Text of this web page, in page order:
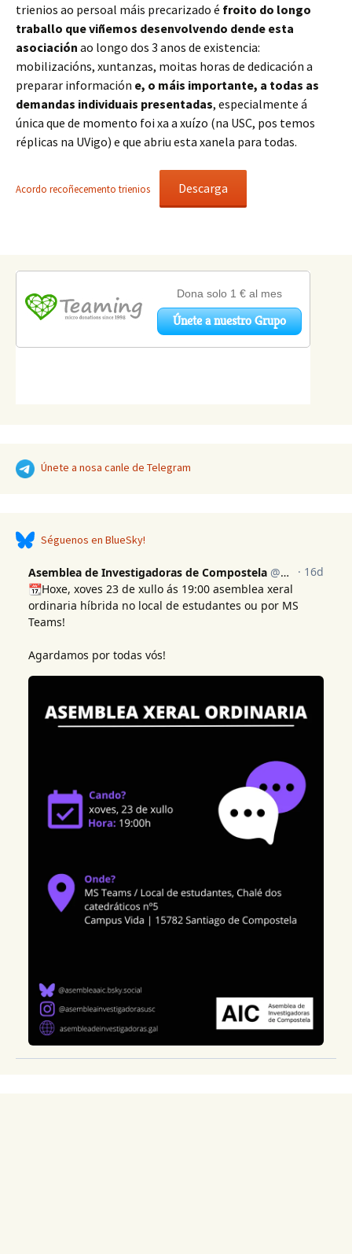
trienios ao persoal máis precarizado é froito do longo
traballo que viñemos desenvolvendo dende esta
asociación ao longo dos 3 anos de existencia:
mobilizacións, xuntanzas, moitas horas de dedicación a
preparar información e, o máis importante, a todas as
demandas individuais presentadas, especialmente á
única que de momento foi xa a xuízo (na USC, pos temos
réplicas na UVigo) e que abriu esta xanela para todas.
Acordo recoñecemento trienios Descarga
Únete a nosa canle de Telegram
Séguenos en BlueSky!